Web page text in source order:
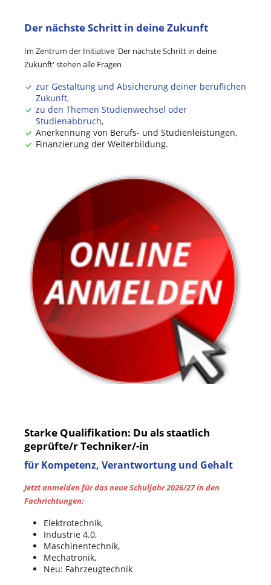
Der nächste Schritt in deine Zukunft
Im Zentrum der Initiative 'Der nächste Schritt in deine
Zukunft' stehen alle Fragen
zur Gestaltung und Absicherung deiner beruflichen
Zukunft,
zu den Themen Studienwechsel oder
Studienabbruch,
Anerkennung von Berufs- und Studienleistungen,
Finanzierung der Weiterbildung.
Starke Qualifikation: Du als staatlich
geprüfte/r Techniker/-in
für Kompetenz, Verantwortung und Gehalt
Jetzt anmelden für das neue Schuljahr 2026/27 in den
Fachrichtungen:
Elektrotechnik,
Industrie 4.0,
Maschinentechnik,
Mechatronik,
Neu: Fahrzeugtechnik